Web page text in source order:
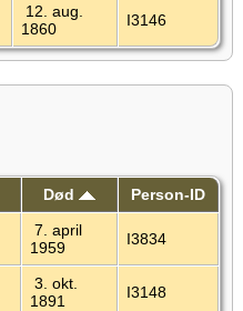
12. aug.
1860
I3146
Død Person-ID
7. april
1959
I3834
3. okt.
1891
I3148